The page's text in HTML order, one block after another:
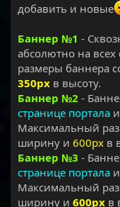
добавить и новые
Баннер №1 -
абсолютно на
размеры баннера
350рх в высоту.
Баннер №2 -
странице портала
Максимальный
ширину и 600рх в
Баннер №3 -
странице портала
Максимальный
ширину и 600рх в